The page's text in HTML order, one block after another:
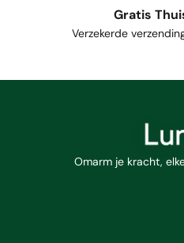
Gratis
Verzekerde
Omarm je kracht,